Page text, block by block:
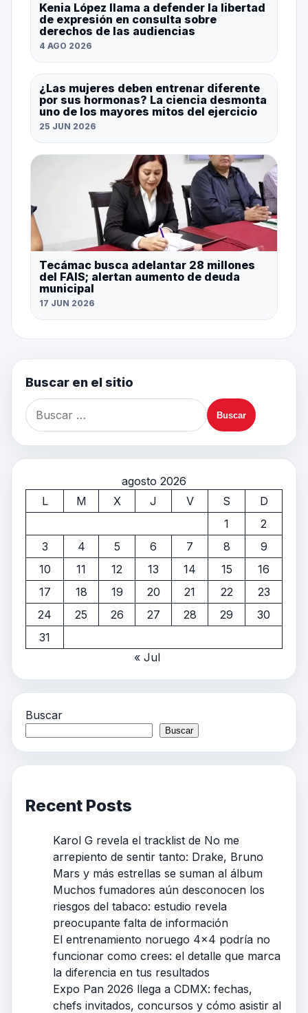
Kenia López llama a defender la libertad
de expresión en consulta sobre
derechos de las audiencias
4 AGO 2026
¿Las mujeres deben entrenar diferente
por sus hormonas? La ciencia desmonta
uno de los mayores mitos del ejercicio
25 JUN 2026
Tecámac busca adelantar 28 millones
del FAIS; alertan aumento de deuda
municipal
17 JUN 2026
Buscar en el sitio
agosto 2026
L
M X J V S
D
1
2
3
4 5 6 7 8
9
10
11 12 13 14 15
16
17
18 19 20 21 22
23
24
25 26 27 28 29
30
31
« Jul
Buscar
Buscar
Recent Posts
Karol G revela el tracklist de No me
arrepiento de sentir tanto: Drake, Bruno
Mars y más estrellas se suman al álbum
Muchos fumadores aún desconocen los
riesgos del tabaco: estudio revela
preocupante falta de información
El entrenamiento noruego 4×4 podría no
funcionar como crees: el detalle que marca
la diferencia en tus resultados
Expo Pan 2026 llega a CDMX: fechas,
chefs invitados, concursos y cómo asistir al